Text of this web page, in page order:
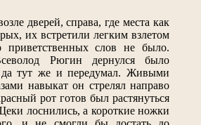
дверей, справа, где места как
их встретили легким взлетом
приветственных слов не было.
Рюгин дернулся было
да тут же и передумал. Живыми
навыкат он стрелял направо
рот готов был растянуться
лоснились, а короткие ножки